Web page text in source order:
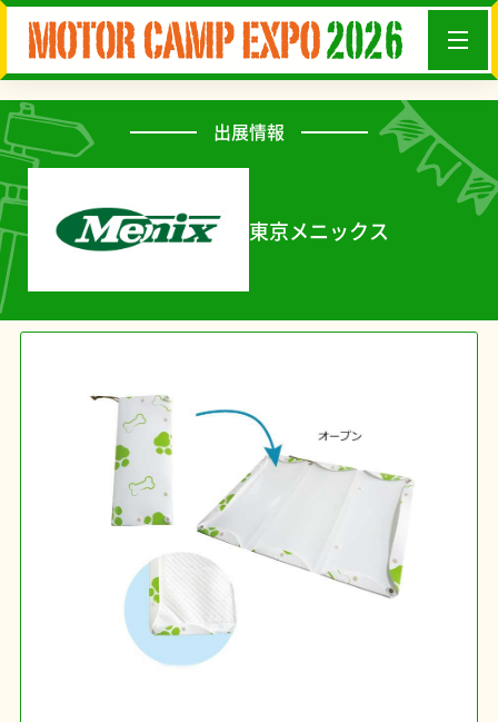
出展情報
東京メニックス